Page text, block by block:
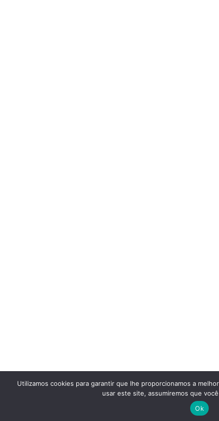
Utilizamos cookies para garantir que lhe proporcionamos a
usar este site, assumiremos que
Ok